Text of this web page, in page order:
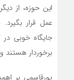
این حوزه، از
عمل قرار
جایگاه خوبی
برخوردار هستند